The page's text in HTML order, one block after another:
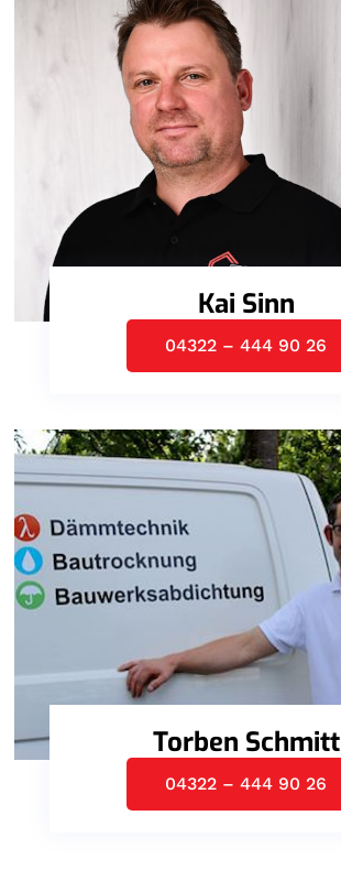
Kai Sinn
04322 – 444 90 26
Torben Schmitt
04322 – 444 90 26